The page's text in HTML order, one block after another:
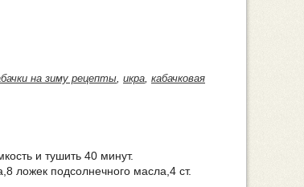
на зиму рецепты, икра, кабачковая
и тушить 40 минут.
ложек подсолнечного масла,4 ст.